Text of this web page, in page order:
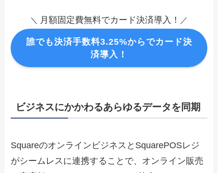
＼ 月額固定費無料でカード決済導入！ ／
誰でも決済手数料3.25%からでカード決
済導入！
ビジネスにかかわるあらゆるデータを同期
SquareのオンラインビジネスとSquarePOSレジ
がシームレスに連携することで、オンライン販売